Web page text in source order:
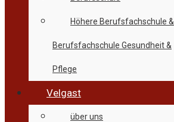
Höhere Berufsfachschule &
Berufsfachschule Gesundheit &
Pflege
Velgast
über uns